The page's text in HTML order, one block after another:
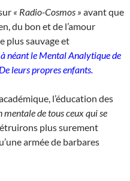
« Radio-Cosmos » avant que
du bon et de l’amour
plus sauvage et
néant le Mental Analytique de
De leurs propres enfants.
l’éducation des
mentale de tous ceux qui se
plus surement
armée de barbares